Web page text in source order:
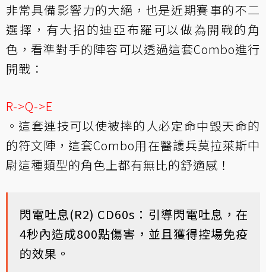
非常具備影響力的大絕，也是近期賽事的不二
選擇，有大招的迪亞布羅可以做為開戰的角
色，看準對手的陣容可以透過這套Combo進行
開戰：
R->Q->E
。這套連技可以使被摔的人必定命中毀天命的
的符文陣，這套Combo用在醫護兵莫拉萊斯中
尉這種類型的角色上都有無比的舒適感！
閃電吐息(R2) CD60s：引導閃電吐息，在
4秒內造成800點傷害，並且獲得控場免疫
的效果。